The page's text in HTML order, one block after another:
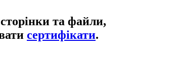
та файли,
сертифікати.